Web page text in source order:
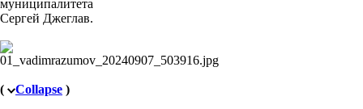
муниципалитета
Сергей Джеглав.
( Collapse )